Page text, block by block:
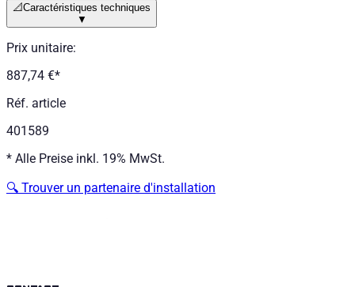
📐Caractéristiques techniques
▼
Prix unitaire:
887,74 €*
Réf. article
401589
* Alle Preise inkl. 19% MwSt.
🔍 Trouver un partenaire d'installation